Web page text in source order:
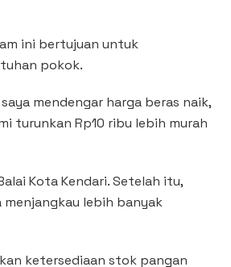
ini bertujuan untuk
pokok.
mendengar harga beras naik,
turunkan Rp10 ribu lebih murah
Kota Kendari. Setelah itu,
menjangkau lebih banyak
ketersediaan stok pangan